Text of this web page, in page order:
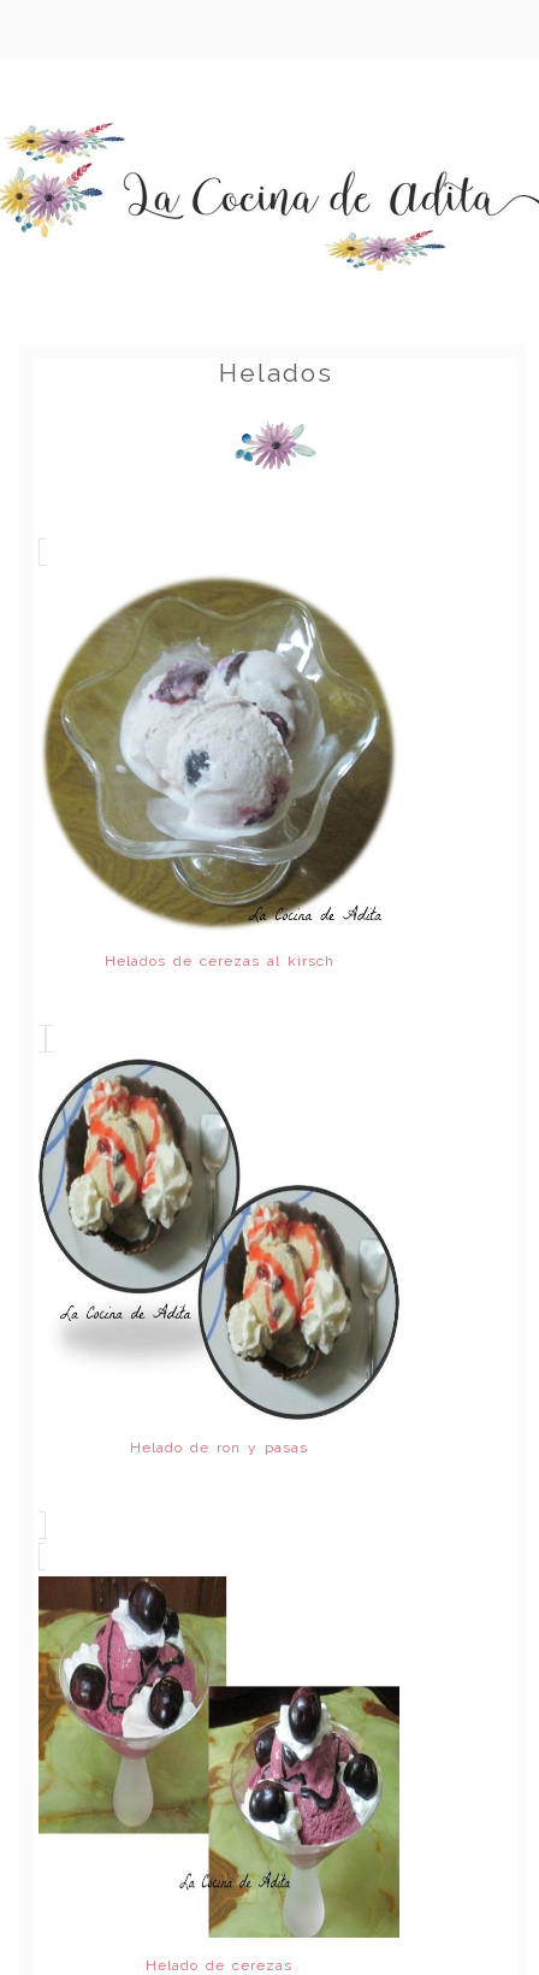
Helados
Helados de cerezas al kirsch
Helado de ron y pasas
Helado de cerezas